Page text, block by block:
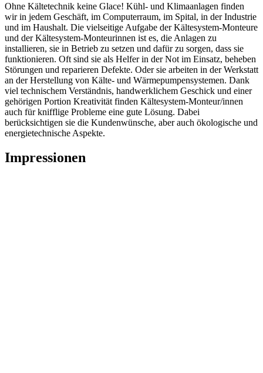
Ohne Kältetechnik keine Glace! Kühl- und Klimaanlagen finden
wir in jedem Geschäft, im Computerraum, im Spital, in der Industrie
und im Haushalt. Die vielseitige Aufgabe der Kältesystem-Monteure
und der Kältesystem-Monteurinnen ist es, die Anlagen zu
installieren, sie in Betrieb zu setzen und dafür zu sorgen, dass sie
funktionieren. Oft sind sie als Helfer in der Not im Einsatz, beheben
Störungen und reparieren Defekte. Oder sie arbeiten in der Werkstatt
an der Herstellung von Kälte- und Wärmepumpensystemen. Dank
viel technischem Verständnis, handwerklichem Geschick und einer
gehörigen Portion Kreativität finden Kältesystem-Monteur/innen
auch für knifflige Probleme eine gute Lösung. Dabei
berücksichtigen sie die Kundenwünsche, aber auch ökologische und
energietechnische Aspekte.
Impressionen